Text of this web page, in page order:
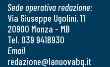
Sede operativa redazione:
Via Giuseppe Ugolini, 11
20900 Monza - MB
Tel. 039 9418930
Email
redazione@lanuovabq.it